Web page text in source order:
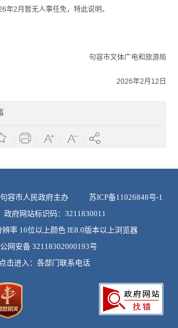
年2月暂无人事任免，特此说明。
句容市文体广电和旅游局
2026年2月12日
句容市人民政府主办 苏ICP备11026848号-1
网站标识码：3211830011
辨率 16位以上颜色 IE8.0版本以上浏览器
网安备 32118302000193号
点击进入： 各部门联系电话